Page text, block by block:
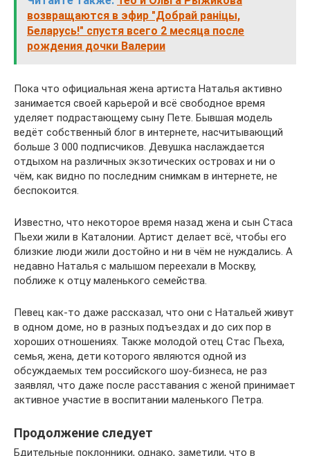
возвращаются в эфир "Добрай ранiцы,
Беларусь!" спустя всего 2 месяца после
рождения дочки Валерии
Пока что официальная жена артиста Наталья активно
занимается своей карьерой и всё свободное время
уделяет подрастающему сыну Пете. Бывшая модель
ведёт собственный блог в интернете, насчитывающий
больше 3 000 подписчиков. Девушка наслаждается
отдыхом на различных экзотических островах и ни о
чём, как видно по последним снимкам в интернете, не
беспокоится.
Известно, что некоторое время назад жена и сын Стаса
Пьехи жили в Каталонии. Артист делает всё, чтобы его
близкие люди жили достойно и ни в чём не нуждались. А
недавно Наталья с малышом переехали в Москву,
поближе к отцу маленького семейства.
Певец как-то даже рассказал, что они с Натальей живут
в одном доме, но в разных подъездах и до сих пор в
хороших отношениях. Также молодой отец Стас Пьеха,
семья, жена, дети которого являются одной из
обсуждаемых тем российского шоу-бизнеса, не раз
заявлял, что даже после расставания с женой принимает
активное участие в воспитании маленького Петра.
Продолжение следует
Бдительные поклонники, однако, заметили, что в